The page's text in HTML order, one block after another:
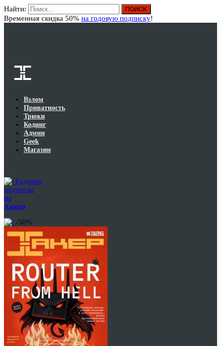
Найти:
Временная скидка 50% на годовую подписку!
Взлом
Приватность
Трюки
Кодинг
Админ
Geek
Магазин
Годовая
подписка
на
Хакер
-50%